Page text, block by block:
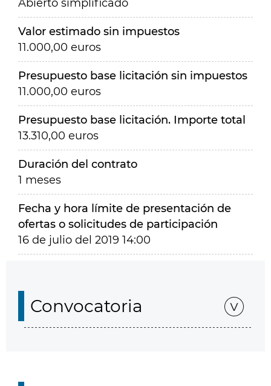
Abierto simplificado
Valor estimado sin impuestos
11.000,00 euros
Presupuesto base licitación sin impuestos
11.000,00 euros
Presupuesto base licitación. Importe total
13.310,00 euros
Duración del contrato
1 meses
Fecha y hora límite de presentación de
ofertas o solicitudes de participación
16 de julio del 2019 14:00
Convocatoria